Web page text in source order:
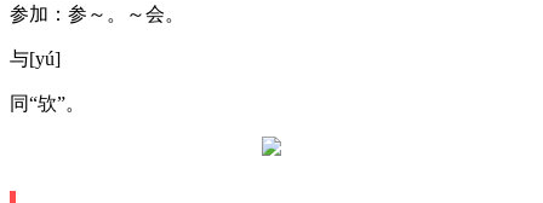
参加：参～。～会。
与[yú]
同“欤”。